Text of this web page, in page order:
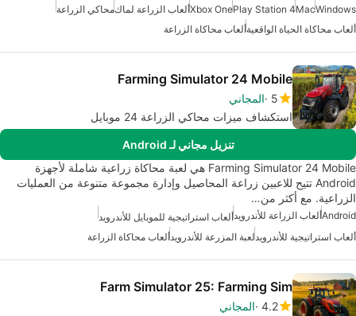
Windows
Mac
Play Station 4
Xbox Oneألعاب الزراعة لماكمحاكي الزراعة
ألعاب محاكاة الحياة الواقعيةألعاب محاكاة الزراعة
Farming Simulator 24 Mobile
5 المجاني
استكشاف ميزات محاكي الزراعة 24 موبايل
تنزيل مجاني لـ Android
Farming Simulator 24 Mobile هي لعبة محاكاة زراعية شاملة لأجهزة
Android تتيح للاعبين زراعة المحاصيل وإدارة مجموعة متنوعة من العمليات
الزراعية. مع أكثر من…
Androidألعاب الزراعة للأندرويدألعاب استراتيجية للموبايل للأندرويد
ألعاب استراتيجية للأندرويد لعبة المزرعة للأندرويدألعاب محاكاة الزراعة
Farm Simulator 25: Farming Sim
4.2 المجاني